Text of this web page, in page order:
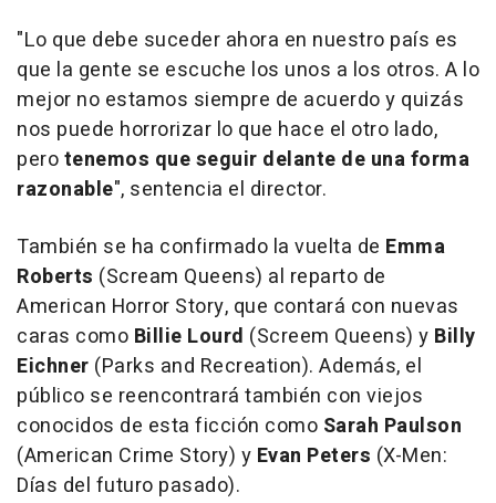
"Lo que debe suceder ahora en nuestro país es
que la gente se escuche los unos a los otros. A lo
mejor no estamos siempre de acuerdo y quizás
nos puede horrorizar lo que hace el otro lado,
perotenemos que seguir delante de una forma
razonable", sentencia el director.
También se ha confirmado la vuelta de Emma
Roberts (Scream Queens) al reparto de
American Horror Story, que contará con nuevas
caras como Billie Lourd (Screem Queens) y Billy
Eichner (Parks and Recreation). Además, el
público se reencontrará también con viejos
conocidos de esta ficción como Sarah Paulson
(American Crime Story) y Evan Peters (X-Men:
Días del futuro pasado).